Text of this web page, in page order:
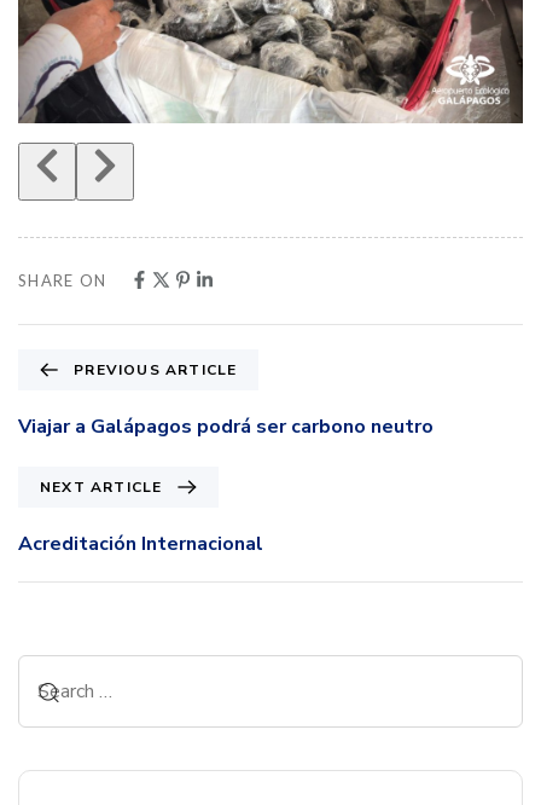
SHARE ON
PREVIOUS ARTICLE
Viajar a Galápagos podrá ser carbono neutro
NEXT ARTICLE
Acreditación Internacional